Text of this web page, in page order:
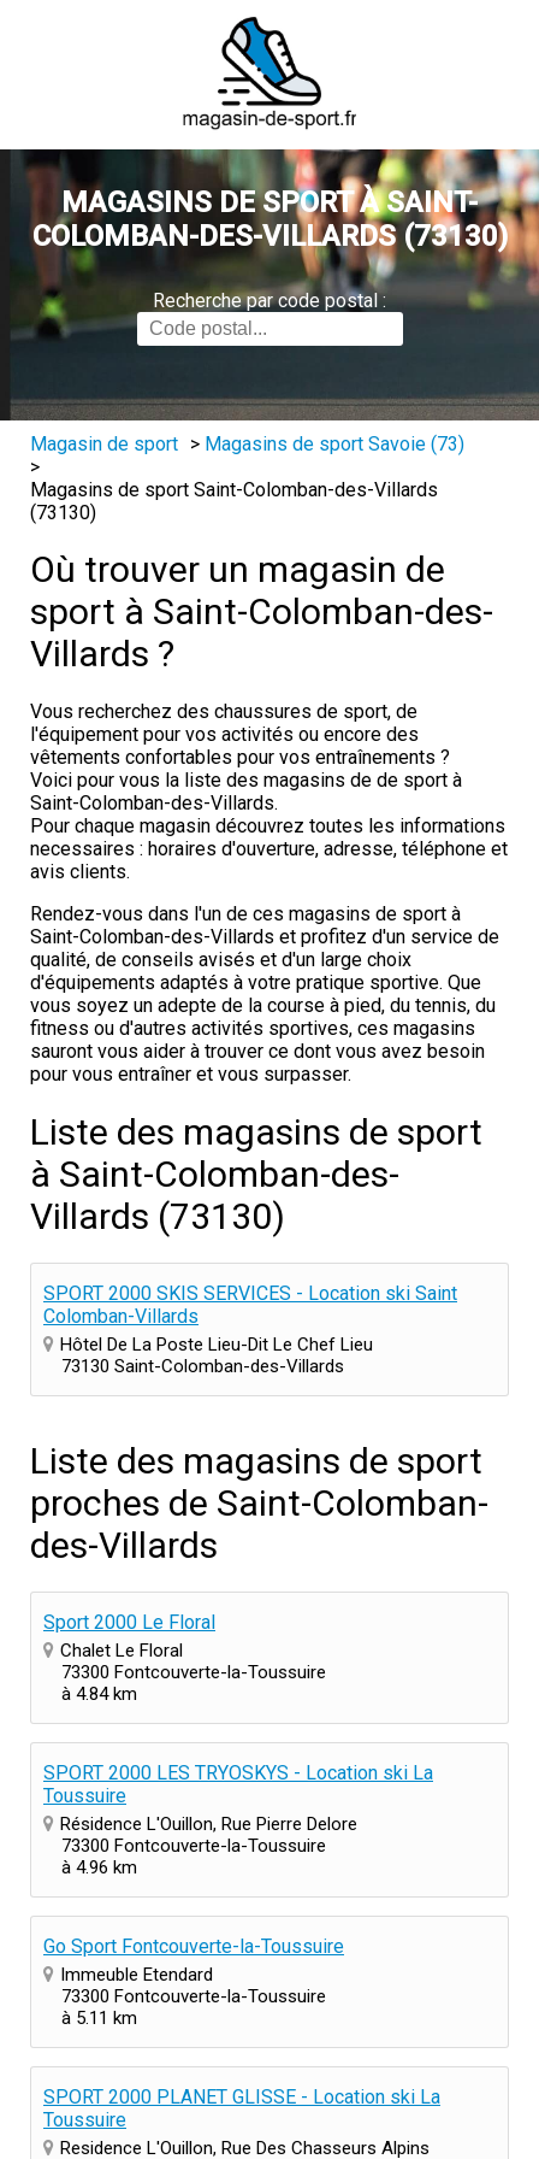
MAGASINS DE SPORT À SAINT-
COLOMBAN-DES-VILLARDS (73130)
Recherche par code postal :
Magasin de sport > Magasins de sport Savoie (73)
>
Magasins de sport Saint-Colomban-des-Villards
(73130)
Où trouver un magasin de
sport à Saint-Colomban-des-
Villards ?
Vous recherchez des chaussures de sport, de
l'équipement pour vos activités ou encore des
vêtements confortables pour vos entraînements ?
Voici pour vous la liste des magasins de de sport à
Saint-Colomban-des-Villards.
Pour chaque magasin découvrez toutes les informations
necessaires : horaires d'ouverture, adresse, téléphone et
avis clients.
Rendez-vous dans l'un de ces magasins de sport à
Saint-Colomban-des-Villards et profitez d'un service de
qualité, de conseils avisés et d'un large choix
d'équipements adaptés à votre pratique sportive. Que
vous soyez un adepte de la course à pied, du tennis, du
fitness ou d'autres activités sportives, ces magasins
sauront vous aider à trouver ce dont vous avez besoin
pour vous entraîner et vous surpasser.
Liste des magasins de sport
à Saint-Colomban-des-
Villards (73130)
SPORT 2000 SKIS SERVICES - Location ski Saint
Colomban-Villards
Hôtel De La Poste Lieu-Dit Le Chef Lieu
73130 Saint-Colomban-des-Villards
Liste des magasins de sport
proches de Saint-Colomban-
des-Villards
Sport 2000 Le Floral
Chalet Le Floral
73300 Fontcouverte-la-Toussuire
à 4.84 km
SPORT 2000 LES TRYOSKYS - Location ski La
Toussuire
Résidence L'Ouillon, Rue Pierre Delore
73300 Fontcouverte-la-Toussuire
à 4.96 km
Go Sport Fontcouverte-la-Toussuire
Immeuble Etendard
73300 Fontcouverte-la-Toussuire
à 5.11 km
SPORT 2000 PLANET GLISSE - Location ski La
Toussuire
Residence L'Ouillon, Rue Des Chasseurs Alpins